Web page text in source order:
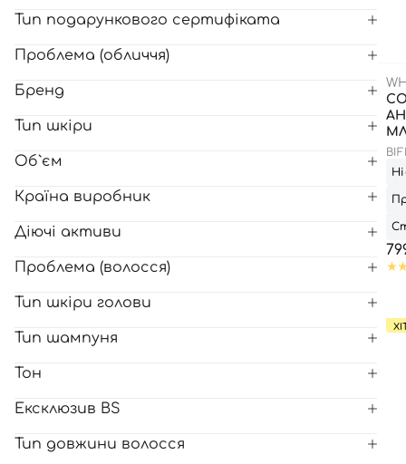
Всі
Тип подарункового сертифіката
Проблема (обличчя)
Бренд
Тип шкіри
Об`єм
Країна виробник
Діючі активи
Проблема (волосся)
Тип шкіри голови
Тип шампуня
Тон
Ексклюзив BS
Тип довжини волосся